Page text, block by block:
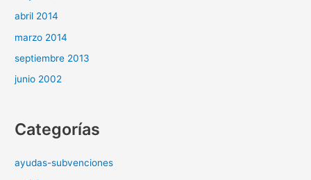
abril 2014
marzo 2014
septiembre 2013
junio 2002
Categorías
ayudas-subvenciones